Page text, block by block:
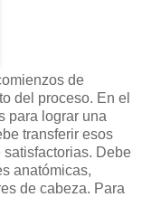
de
del proceso. En el
para lograr una
transferir esos
Debe
anatómicas,
de cabeza. Para